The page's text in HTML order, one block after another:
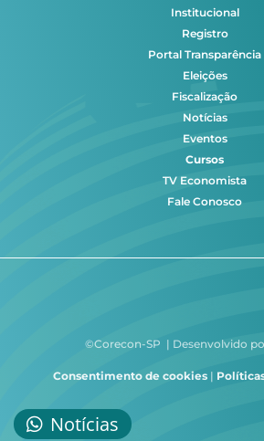
Institucional
Registro
Portal Transparência
Eleições
Fiscalização
Notícias
Eventos
Cursos
TV Economista
Fale Conosco
©Corecon-SP | Desenvolvido
Consentimento de cookies |
Notícias